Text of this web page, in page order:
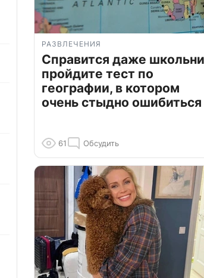
РАЗВЛЕЧЕНИЯ
Справится даже
пройдите тест по
географии, в котором
очень стыдно ошибиться
61 Обсудить